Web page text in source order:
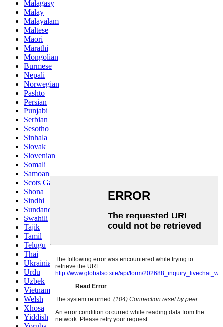
Malagasy
Malay
Malayalam
Maltese
Maori
Marathi
Mongolian
Burmese
Nepali
Norwegian
Pashto
Persian
Punjabi
Serbian
Sesotho
Sinhala
Slovak
Slovenian
Somali
Samoan
Scots Gaelic
Shona
Sindhi
Sundanese
Swahili
Tajik
Tamil
Telugu
Thai
Ukrainian
Urdu
Uzbek
Vietnamese
Welsh
Xhosa
Yiddish